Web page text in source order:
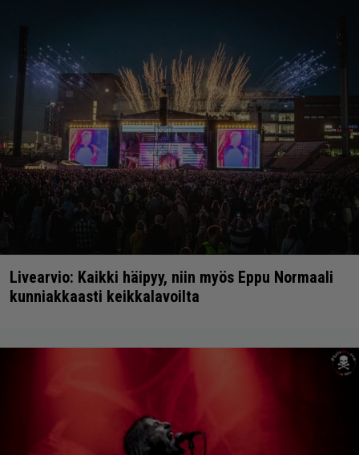
Livearvio: Kaikki häipyy, niin myös Eppu Normaali
kunniakkaasti keikkalavoilta